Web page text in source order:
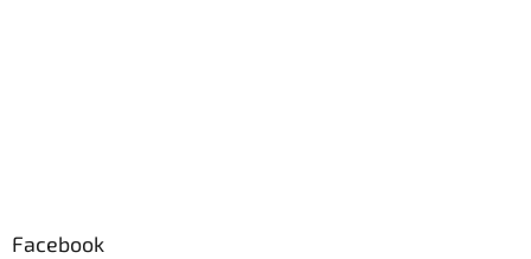
Facebook